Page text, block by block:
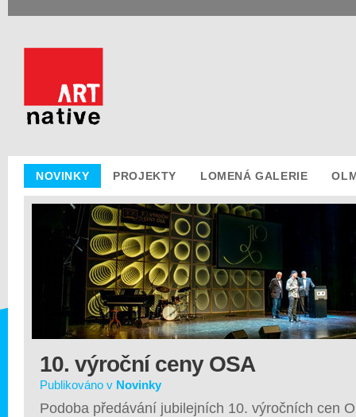
NOVINKY PROJEKTY LOMENÁ GALERIE
10. výroční ceny OSA
Publikováno v Novinky
Podoba předávání jubilejních 10. výročních cen